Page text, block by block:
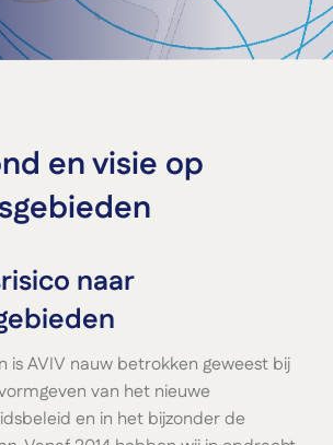
en visie op
naar
is AVIV nauw betrokken geweest bij
van het nieuwe
en in het bijzonder de